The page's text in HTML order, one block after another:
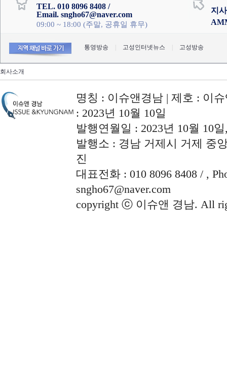
TEL. 010 8096 8408 /
Email. sngho67@naver.com
09:00 ~ 18:00 (주말, 공휴일 휴무)
지
통영방송 고성인터넷뉴스 고성방송
회사소개
명칭 : 이슈앤경남 | 제호 : 이
: 2023년 10월 10일
발행연월일 : 2023년 10월 10
발행소 : 경남 거제시 거제 중
진
대표전화 : 010 8096 8408 / ,
sngho67@naver.com
copyright ⓒ 이슈앤 경남. All